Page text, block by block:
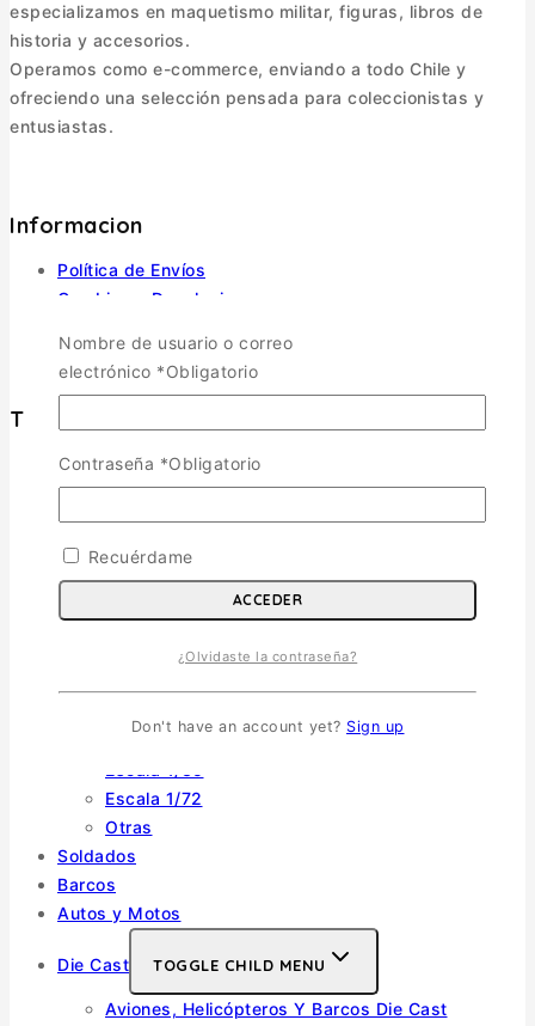
especializamos en maquetismo militar, figuras, libros de
historia y accesorios.
Operamos como e-commerce, enviando a todo Chile y
ofreciendo una selección pensada para coleccionistas y
entusiastas.
Informacion
Política de Envíos
Cambios y Devoluciones
Términos y Condiciones
Tienda
Aviones TOGGLE CHILD MENU
Escala 1/48
Escala 1/144
Escala 1/32
Vehiculos Militares TOGGLE CHILD MENU
Escala 1/72
Otras
Soldados
Barcos
Autos y Motos
Die Cast TOGGLE CHILD MENU
Aviones, Helicópteros Y Barcos Die Cast
Nombre de usuario o correo
electrónico *Obligatorio
Contraseña *Obligatorio
Recuérdame
ACCEDER
¿Olvidaste la contraseña?
Don't have an account yet? Sign up